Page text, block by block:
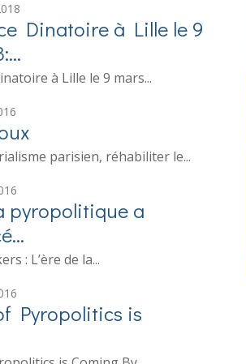
Dinatoire à Lille le 9
à Lille le 9 mars...
parisien, réhabiliter le...
pyropolitique a
: L’ère de la...
Pyropolitics is